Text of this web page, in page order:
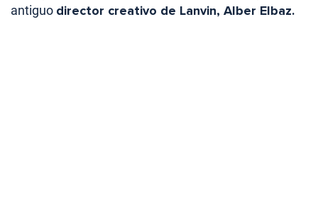
antiguo director creativo de Lanvin, Alber Elbaz.